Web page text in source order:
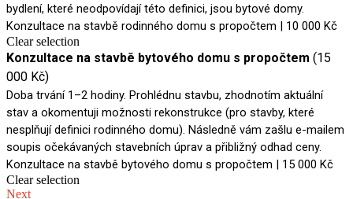
bydlení, které neodpovídají této definici, jsou bytové domy.
Konzultace na stavbě rodinného domu s propočtem | 10 000 Kč
Clear selection
Konzultace na stavbě bytového domu s propočtem (15
000 Kč)
Doba trvání 1–2 hodiny. Prohlédnu stavbu, zhodnotím aktuální
stav a okomentuji možnosti rekonstrukce (pro stavby, které
nesplňují definici rodinného domu). Následně vám zašlu e-mailem
soupis očekávaných stavebních úprav a přibližný odhad ceny.
Konzultace na stavbě bytového domu s propočtem | 15 000 Kč
Clear selection
Next